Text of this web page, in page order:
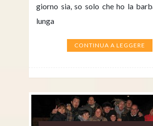
giorno sia, so solo che ho la
lunga
CONTINUA A LEGGERE